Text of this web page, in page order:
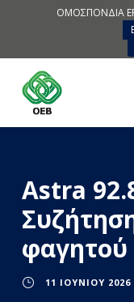
ΟΜΟΣΠΟΝΔΙΑ
Astra
φαγητού
11 ΙΟΥΝΊΟΥ 2026